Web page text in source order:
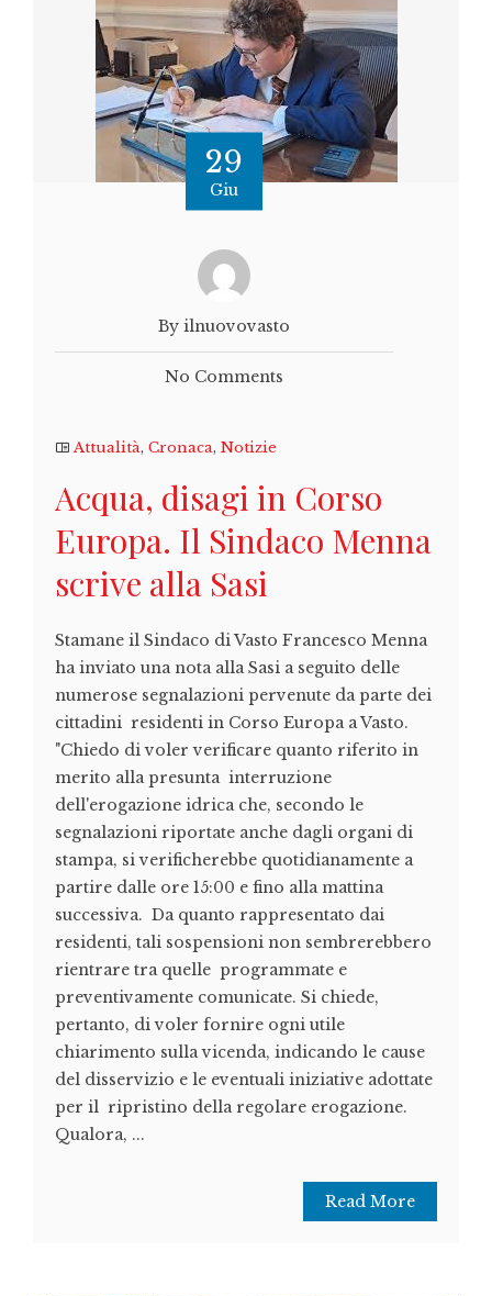
29
Giu
By ilnuovovasto
No Comments
Attualità, Cronaca, Notizie
Acqua, disagi in Corso
Europa. Il Sindaco Menna
scrive alla Sasi
Stamane il Sindaco di Vasto Francesco Menna
ha inviato una nota alla Sasi a seguito delle
numerose segnalazioni pervenute da parte dei
cittadini residenti in Corso Europa a Vasto.
"Chiedo di voler verificare quanto riferito in
merito alla presunta interruzione
dell'erogazione idrica che, secondo le
segnalazioni riportate anche dagli organi di
stampa, si verificherebbe quotidianamente a
partire dalle ore 15:00 e fino alla mattina
successiva. Da quanto rappresentato dai
residenti, tali sospensioni non sembrerebbero
rientrare tra quelle programmate e
preventivamente comunicate. Si chiede,
pertanto, di voler fornire ogni utile
chiarimento sulla vicenda, indicando le cause
del disservizio e le eventuali iniziative adottate
per il ripristino della regolare erogazione.
Qualora, ...
Read More